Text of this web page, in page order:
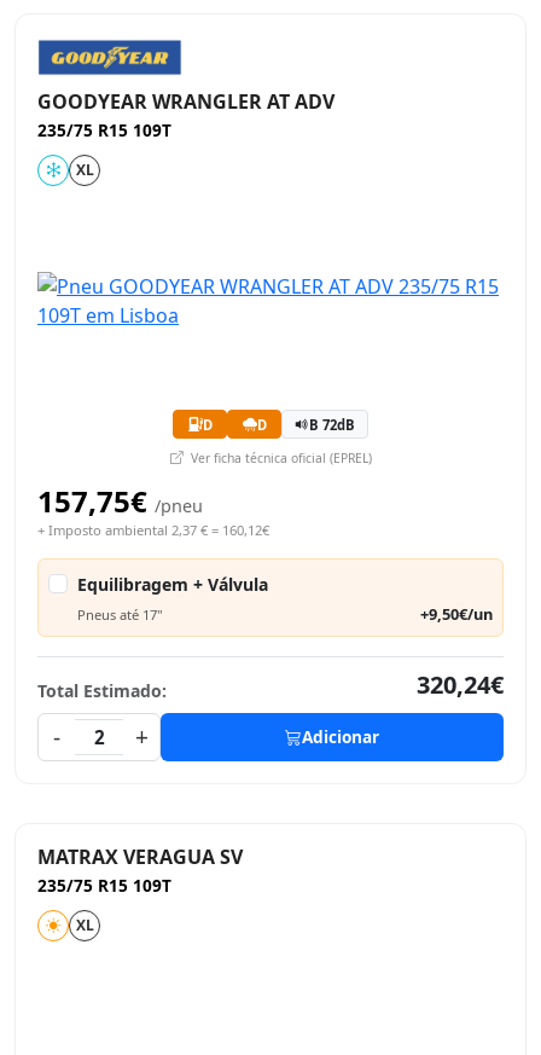
GOODYEAR WRANGLER AT ADV
235/75 R15 109T
XL
D D B 72dB
Ver ficha técnica oficial (EPREL)
157,75€ /pneu
+ Imposto ambiental 2,37 € = 160,12€
Equilibragem + Válvula
Pneus até 17" +9,50€/un
Total Estimado:
320,24€
-
2 + Adicionar
MATRAX VERAGUA SV
235/75 R15 109T
XL